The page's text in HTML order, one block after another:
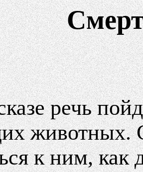
речь
животных.
к ним, как